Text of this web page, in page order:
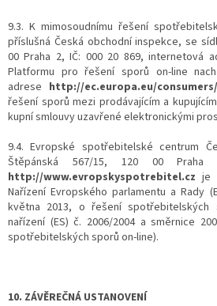
9.3. K mimosoudnímu řešení
příslušná Česká obchodní inspekce, se
00 Praha 2, IČ: 000 20 869, internetová
Platformu pro řešení sporů on-line
adrese http://ec.europa.eu/
řešení sporů mezi prodávajícím a
kupní smlouvy uzavřené elektronickými
9.4. Evropské spotřebitelské centrum
Štěpánská 567/15, 120 00 Praha
http://www.evropskyspotrebitel.cz je
Nařízení Evropského parlamentu a Rady
května 2013, o řešení
nařízení (ES) č. 2006/2004 a směrnice
spotřebitelských sporů on-line).
10. ZÁVĚREČNÁ USTANOVENÍ